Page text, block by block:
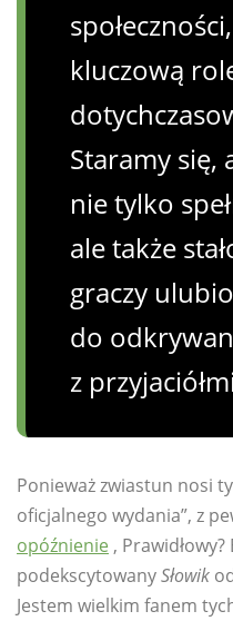
kluczową
Staramy się,
nie tylko
ale także
graczy
do
z
Ponieważ zwiastun nosi
oficjalnego wydania”, z
opóźnienie ,
podekscytowanySłowik
Jestem wielkim fanem